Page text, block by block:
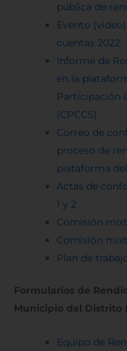
pública de
Evento
cuentas 2022
Informe de
en la
Participación
(CPCCS)
Correo de
proceso de
plataforma del
Actas de
1 y 2
Comisión
Comisión
Plan de
Formularios de
Municipio del Distrito
Equipo de